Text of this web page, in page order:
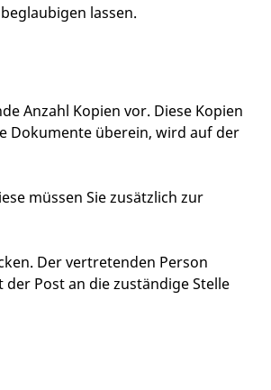
lassen.
Anzahl Kopien vor. Diese Kopien
Dokumente überein, wird auf der
müssen Siezusätzlich zur
Der vertretenden Person
Post an die zuständige Stelle